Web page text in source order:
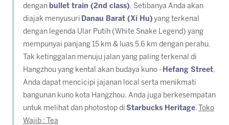
dengan bullet train (2nd class). Setibanya Anda akan
diajak menyusuri Danau Barat (Xi Hu) yang terkenal
dengan legenda Ular Putih (White Snake Legend) yang
mempunyai panjang 15 km & luas 5,6 km dengan perahu.
Tak ketinggalan menuju jalan yang paling terkenal di
Hangzhou yang kental akan budaya kuno - Hefang Street,
Anda dapat mencicipi jajanan local serta menikmati
bangunan kuno kota Hangzhou. Anda juga berkesempatan
untuk melihat dan photostop di Starbucks Heritage.
Toko
Wajib : Tea